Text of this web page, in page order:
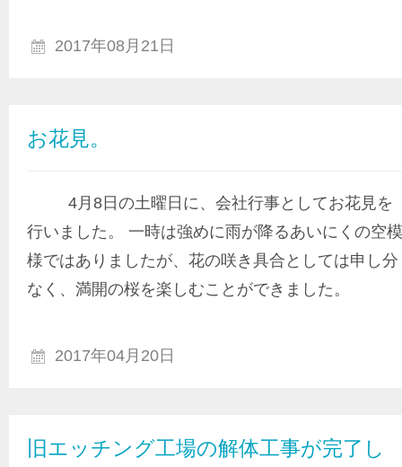
2017年08月21日
お花見。
4月8日の土曜日に、会社行事としてお花見を
行いました。 一時は強めに雨が降るあいにくの空模
様ではありましたが、花の咲き具合としては申し分
なく、満開の桜を楽しむことができました。
2017年04月20日
旧エッチング工場の解体工事が完了し